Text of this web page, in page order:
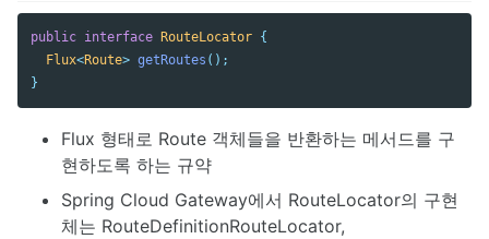
public interface RouteLocator {
Flux<Route> getRoutes ();
}
Flux 형태로 Route 객체들을 반환하는 메서드를 구
현하도록 하는 규약
Spring Cloud Gateway에서 RouteLocator의 구현
체는 RouteDefinitionRouteLocator,